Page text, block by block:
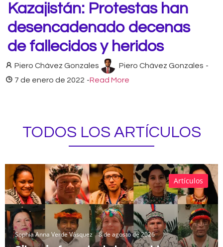
Kazajistán: Protestas han
desencadenado decenas
de fallecidos y heridos
Piero Chávez Gonzales Piero Chávez Gonzales -
7 de enero de 2022 -Read More
TODOS LOS ARTÍCULOS
Sophia Anna Verde Vásquez 8 de agosto de 2026
Artículos